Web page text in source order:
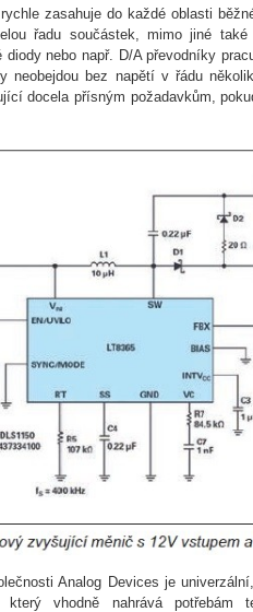
zasahuje do každé oblasti
řadu součástek, mimo jiné
diody nebo např. D/A převodníky
neobejdou bez napětí v řádu
docela přísným požadavkům,
Analog Devices je
který vhodně nahrává potřebám